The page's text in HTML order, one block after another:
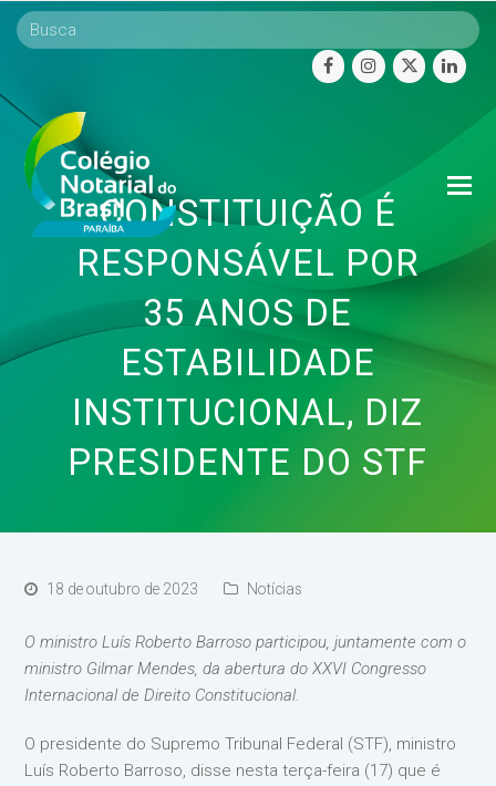
facebookinstagram
twitter
CONSTITUIÇÃO É
RESPONSÁVEL POR
35 ANOS DE
ESTABILIDADE
INSTITUCIONAL, DIZ
PRESIDENTE DO STF
18 de outubro de 2023 Notícias
O ministro Luís Roberto Barroso participou, juntamente com o
ministro Gilmar Mendes, da abertura do XXVI Congresso
Internacional de Direito Constitucional.
O presidente do Supremo Tribunal Federal (STF), ministro
Luís Roberto Barroso, disse nesta terça-feira (17) que é